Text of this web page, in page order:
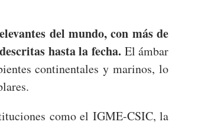
del mundo, con más de
hasta la fecha. El ámbar
continentales y marinos, lo
como el IGME-CSIC, la